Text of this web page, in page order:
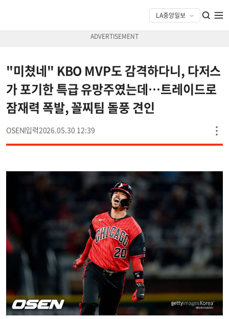
"미쳤네" KBO MVP도 감격하다니, 다저스
가 포기한 특급 유망주였는데…트레이드로
잠재력 폭발, 꼴찌팀 돌풍 견인
OSEN 2026.05.30 12:39